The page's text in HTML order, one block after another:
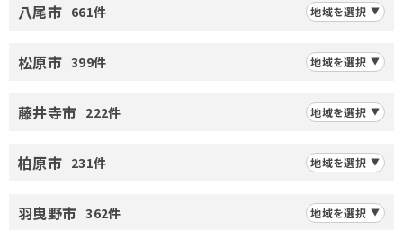
八尾市 661件 地域を選択
松原市 399件 地域を選択
藤井寺市 222件 地域を選択
柏原市 231件 地域を選択
羽曳野市 362件 地域を選択